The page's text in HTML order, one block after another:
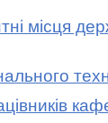
місця